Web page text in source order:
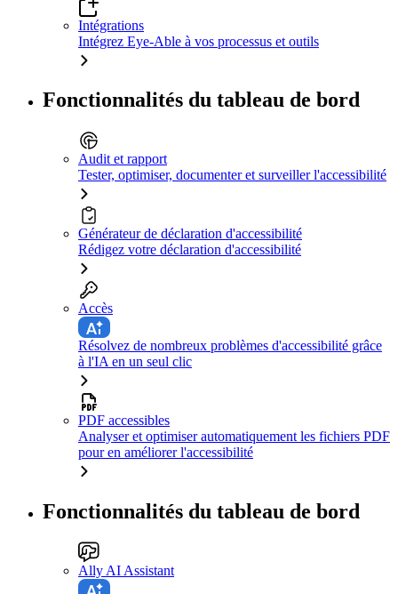
Intégrations
Intégrez Eye-Able à vos processus et outils
Fonctionnalités du tableau de bord
Audit et rapport
Tester, optimiser, documenter et surveiller l'accessibilité
Générateur de déclaration d'accessibilité
Rédigez votre déclaration d'accessibilité
Accès
Résolvez de nombreux problèmes d'accessibilité grâce
à l'IA en un seul clic
PDF accessibles
Analyser et optimiser automatiquement les fichiers PDF
pour en améliorer l'accessibilité
Fonctionnalités du tableau de bord
Ally AI Assistant